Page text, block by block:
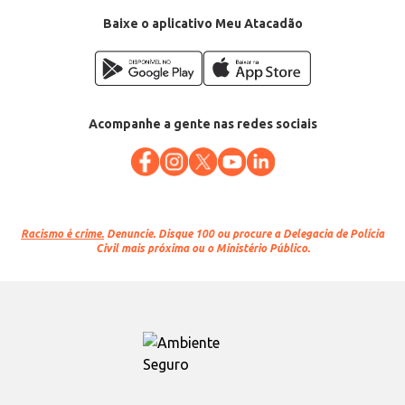
Baixe o aplicativo Meu Atacadão
Acompanhe a gente nas redes sociais
Racismo é crime. Denuncie. Disque 100 ou procure a Delegacia de Polícia
Civil mais próxima ou o Ministério Público.